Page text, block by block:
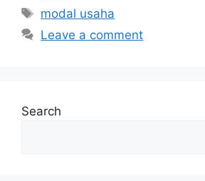
Tags
modal usaha
Leave a comment
Search